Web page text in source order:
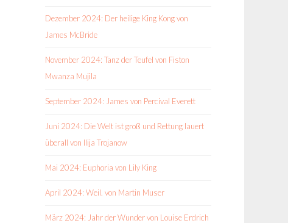
Dezember 2024: Der heilige King Kong von
James McBride
November 2024: Tanz der Teufel von Fiston
Mwanza Mujila
September 2024: James von Percival Everett
Juni 2024: Die Welt ist groß und Rettung lauert
überall von Ilija Trojanow
Mai 2024: Euphoria von Lily King
April 2024: Weil. von Martin Muser
März 2024: Jahr der Wunder von Louise Erdrich